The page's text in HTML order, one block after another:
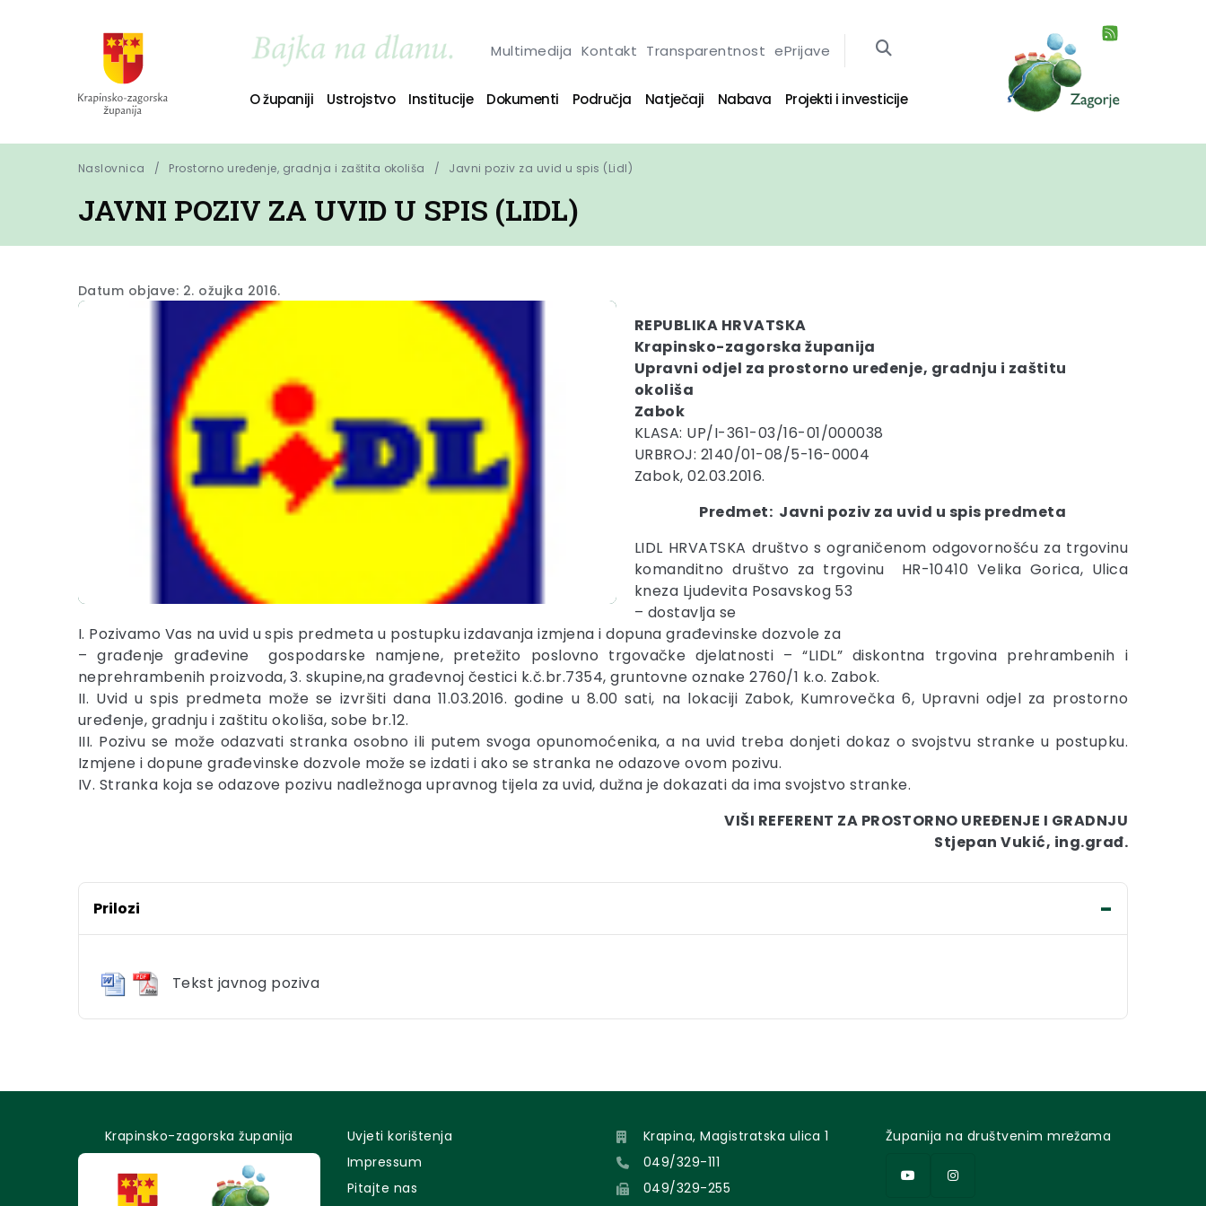
Multimedija Kontakt Transparentnost ePrijave
O županiji Ustrojstvo Institucije Dokumenti Područja Natječaji Nabava Projekti i investicije
Naslovnica Prostorno uređenje, gradnja i zaštita okoliša Javni poziv za uvid u spis (Lidl)
JAVNI POZIV ZA UVID U SPIS (LIDL)
Datum objave: 2. ožujka 2016.
REPUBLIKA HRVATSKA
Krapinsko-zagorska županija
Upravni odjel za prostorno uređenje, gradnju i zaštitu
okoliša
Zabok
KLASA: UP/I-361-03/16-01/000038
URBROJ: 2140/01-08/5-16-0004
Zabok, 02.03.2016.
Predmet: Javni poziv za uvid u spis predmeta
LIDL HRVATSKA društvo s ograničenom odgovornošću za trgovinu
komanditno društvo za trgovinu HR-10410 Velika Gorica, Ulica
kneza Ljudevita Posavskog 53
– dostavlja se
I. Pozivamo Vas na uvid u spis predmeta u postupku izdavanja izmjena i dopuna građevinske dozvole za
– građenje građevine gospodarske namjene, pretežito poslovno trgovačke djelatnosti – “LIDL” diskontna trgovina prehrambenih i
neprehrambenih proizvoda, 3. skupine,na građevnoj čestici k.č.br.7354, gruntovne oznake 2760/1 k.o. Zabok.
II. Uvid u spis predmeta može se izvršiti dana 11.03.2016. godine u 8.00 sati, na lokaciji Zabok, Kumrovečka 6, Upravni odjel za prostorno
uređenje, gradnju i zaštitu okoliša, sobe br.12.
III. Pozivu se može odazvati stranka osobno ili putem svoga opunomoćenika, a na uvid treba donjeti dokaz o svojstvu stranke u postupku.
Izmjene i dopune građevinske dozvole može se izdati i ako se stranka ne odazove ovom pozivu.
IV. Stranka koja se odazove pozivu nadležnoga upravnog tijela za uvid, dužna je dokazati da ima svojstvo stranke.
VIŠI REFERENT ZA PROSTORNO UREĐENJE I GRADNJU
Stjepan Vukić, ing.građ.
Prilozi
Tekst javnog poziva
Krapinsko-zagorska županija
Uvjeti korištenja
Impressum
Pitajte nas
Krapina, Magistratska ulica 1
049/329-111
049/329-255
Županija na društvenim mrežama